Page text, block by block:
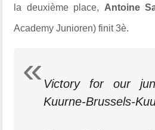
la deuxième place, Antoine
Academy Junioren) finit 3è.
Victory for our
Kuurne-Brussels-